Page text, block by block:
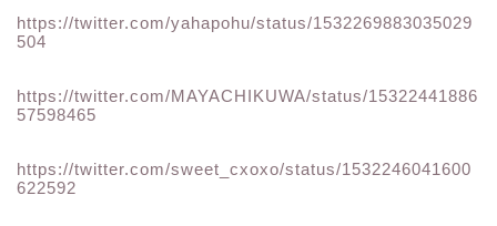
https://twitter.com/yahapohu/status/1532269883035029
504
https://twitter.com/MAYACHIKUWA/status/15322441886
57598465
https://twitter.com/sweet_cxoxo/status/1532246041600
622592